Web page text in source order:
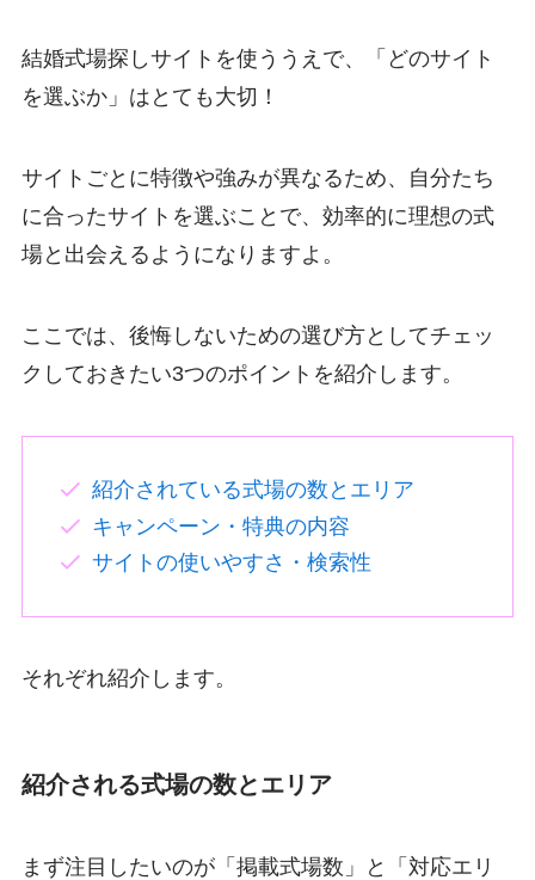
結婚式場探しサイトを使ううえで、「どのサイト
を選ぶか」はとても大切！
サイトごとに特徴や強みが異なるため、自分たち
に合ったサイトを選ぶことで、効率的に理想の式
場と出会えるようになりますよ。
ここでは、後悔しないための選び方としてチェッ
クしておきたい3つのポイントを紹介します。
紹介されている式場の数とエリア
キャンペーン・特典の内容
サイトの使いやすさ・検索性
それぞれ紹介します。
紹介される式場の数とエリア
まず注目したいのが「掲載式場数」と「対応エリ